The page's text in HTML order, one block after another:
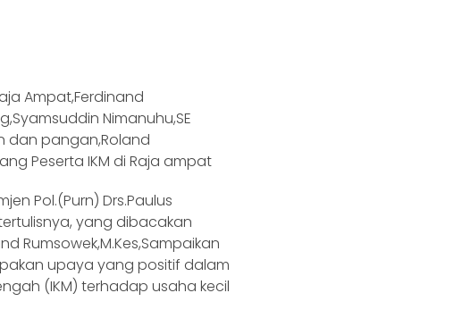
Ampat,Ferdinand
Nimanuhu,SE
dan pangan,Roland
Peserta IKM di Raja ampat
Pol.(Purn) Drs.Paulus
yang dibacakan
Rumsowek,M.Kes,Sampaikan
upaya yang positif dalam
(IKM) terhadap usaha kecil